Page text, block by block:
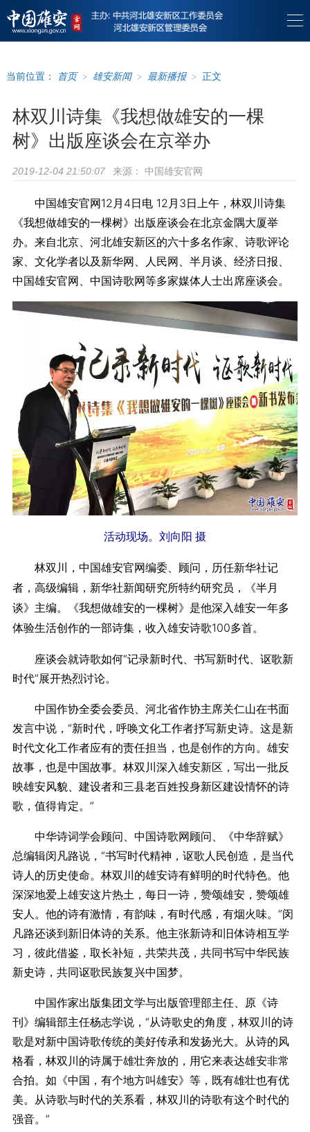
当前位置： 首页 > 雄安新闻 > 最新播报 > 正文
林双川诗集《我想做雄安的一棵
树》出版座谈会在京举办
2019-12-04 21:50:07 来源： 中国雄安官网
中国雄安官网12月4日电 12月3日上午，林双川诗集
《我想做雄安的一棵树》出版座谈会在北京金隅大厦举
办。来自北京、河北雄安新区的六十多名作家、诗歌评论
家、文化学者以及新华网、人民网、半月谈、经济日报、
中国雄安官网、中国诗歌网等多家媒体人士出席座谈会。
活动现场。刘向阳 摄
林双川，中国雄安官网编委、顾问，历任新华社记
者，高级编辑，新华社新闻研究所特约研究员，《半月
谈》主编。《我想做雄安的一棵树》是他深入雄安一年多
体验生活创作的一部诗集，收入雄安诗歌100多首。
座谈会就诗歌如何“记录新时代、书写新时代、讴歌新
时代”展开热烈讨论。
中国作协全委会委员、河北省作协主席关仁山在书面
发言中说，“新时代，呼唤文化工作者抒写新史诗。这是新
时代文化工作者应有的责任担当，也是创作的方向。雄安
故事，也是中国故事。林双川深入雄安新区，写出一批反
映雄安风貌、建设者和三县老百姓投身新区建设情怀的诗
歌，值得肯定。”
中华诗词学会顾问、中国诗歌网顾问、《中华辞赋》
总编辑闵凡路说，“书写时代精神，讴歌人民创造，是当代
诗人的历史使命。林双川的雄安诗有鲜明的时代特色。他
深深地爱上雄安这片热土，每日一诗，赞颂雄安，赞颂雄
安人。他的诗有激情，有韵味，有时代感，有烟火味。”闵
凡路还谈到新旧体诗的关系。他主张新诗和旧体诗相互学
习，彼此借鉴，取长补短，共荣共茂，共同书写中华民族
新史诗，共同讴歌民族复兴中国梦。
中国作家出版集团文学与出版管理部主任、原《诗
刊》编辑部主任杨志学说，“从诗歌史的角度，林双川的诗
歌是对新中国诗歌传统的美好传承和发扬光大。从诗的风
格看，林双川的诗属于雄壮奔放的，用它来表达雄安非常
合拍。如《中国，有个地方叫雄安》等，既有雄壮也有优
美。从诗歌与时代的关系看，林双川的诗歌有这个时代的
强音。”